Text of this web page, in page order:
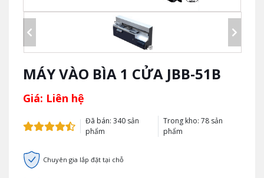
MÁY VÀO BÌA 1 CỬA JBB-51B
Giá: Liên hệ
Đã bán: 340 sản
phẩm
Trong kho: 78 sản
phẩm
Chuyên gia lắp đặt tại chỗ